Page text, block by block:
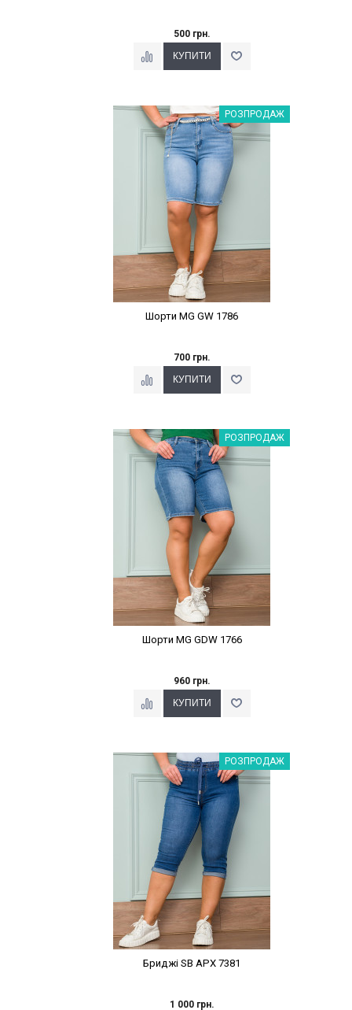
500 грн.
Наклейки Варіант з %РОЗПРОДАЖ
Шорти MG GW 1786
700 грн.
Наклейки Варіант з %РОЗПРОДАЖ
Шорти MG GDW 1766
960 грн.
Наклейки Варіант з %РОЗПРОДАЖ
Бриджі SB APX 7381
1 000 грн.